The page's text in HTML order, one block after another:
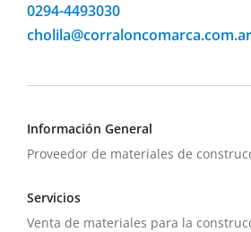
0294-4493030
cholila@corraloncomarca.com.ar
Información General
Proveedor de materiales de
Servicios
Venta de materiales para la